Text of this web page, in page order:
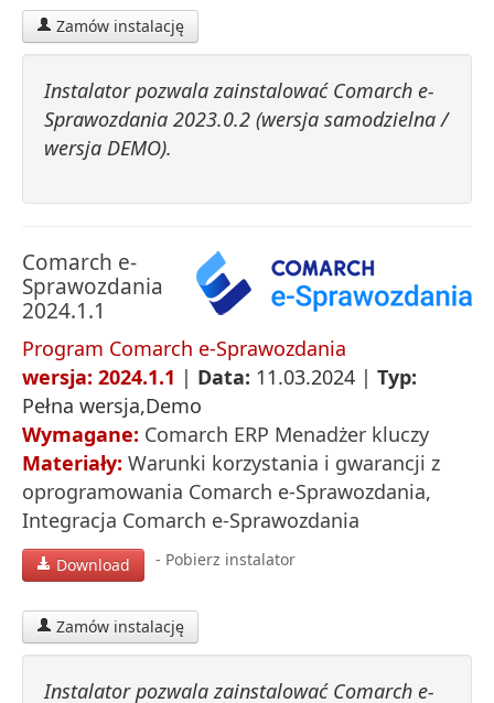
Zamów instalację
Instalator pozwala zainstalować Comarch e-
Sprawozdania 2023.0.2 (wersja samodzielna /
wersja DEMO).
Comarch e-
Sprawozdania
2024.1.1
Program Comarch e-Sprawozdania
wersja: 2024.1.1 | Data: 11.03.2024 | Typ:
Pełna wersja,Demo
Wymagane: Comarch ERP Menadżer kluczy
Materiały: Warunki korzystania i gwarancji z
oprogramowania Comarch e-Sprawozdania,
Integracja Comarch e-Sprawozdania
Download - Pobierz instalator
Zamów instalację
Instalator pozwala zainstalować Comarch e-